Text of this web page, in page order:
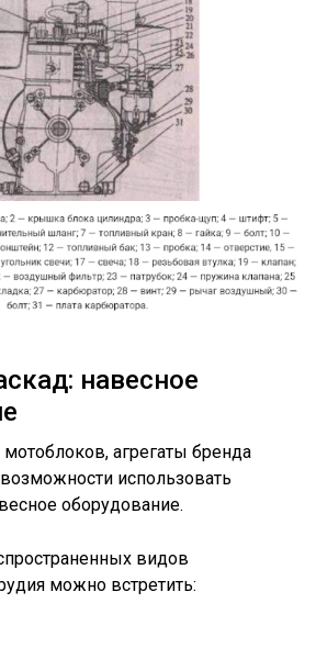
навесное
агрегаты бренда
использовать
оборудование.
видов
можно встретить: